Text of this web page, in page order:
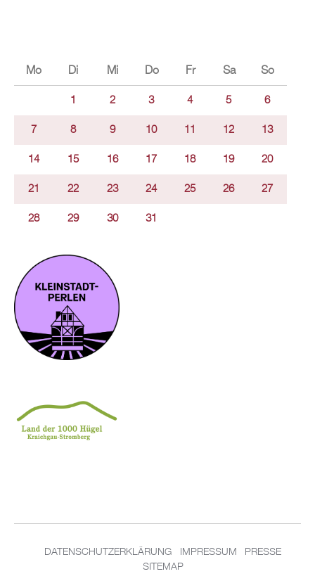
Mo Di Mi Do Fr Sa So
1 2 3 4 5 6
7 8 9 10 11 12 13
14 15 16 17 18 19 20
21 22 23 24 25 26 27
28 29 30 31
DATENSCHUTZERKLÄRUNG IMPRESSUM
PRESSE
SITEMAP